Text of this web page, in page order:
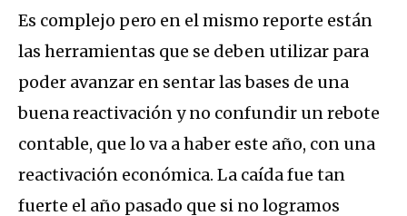
Es complejo pero en el mismo reporte están
las herramientas que se deben utilizar para
poder avanzar en sentar las bases de una
buena reactivación y no confundir un rebote
contable, que lo va a haber este año, con una
reactivación económica. La caída fue tan
fuerte el año pasado que si no logramos